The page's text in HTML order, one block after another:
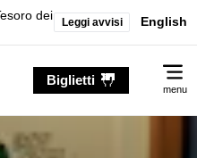
dei
Leggi avvisi English
Biglietti
menu